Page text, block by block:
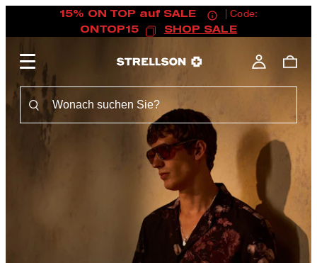
15% ON TOP auf SALE
| Code:
ONTOP15
SHOP SALE